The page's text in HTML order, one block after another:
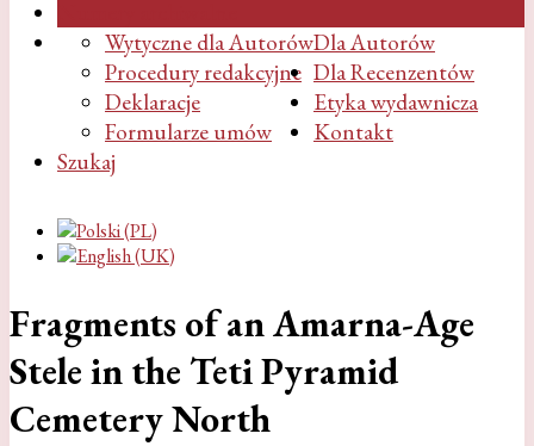
Dla Autorów
Wytyczne dla Autorów
Procedury redakcyjne
Deklaracje
Formularze umów
Dla Recenzentów
Etyka wydawnicza
Kontakt
Szukaj
Fragments of an Amarna-Age
Stele in the Teti Pyramid
Cemetery North